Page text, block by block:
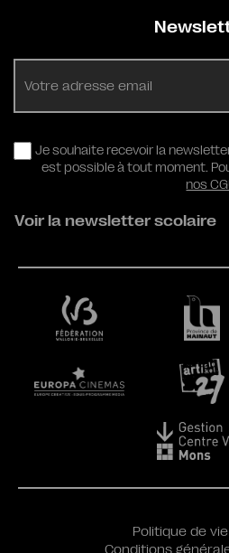
Je souhaite recevoir la
est possible à tout moment.
nos
Voir la newsletter scolaire
Politique de
Conditions